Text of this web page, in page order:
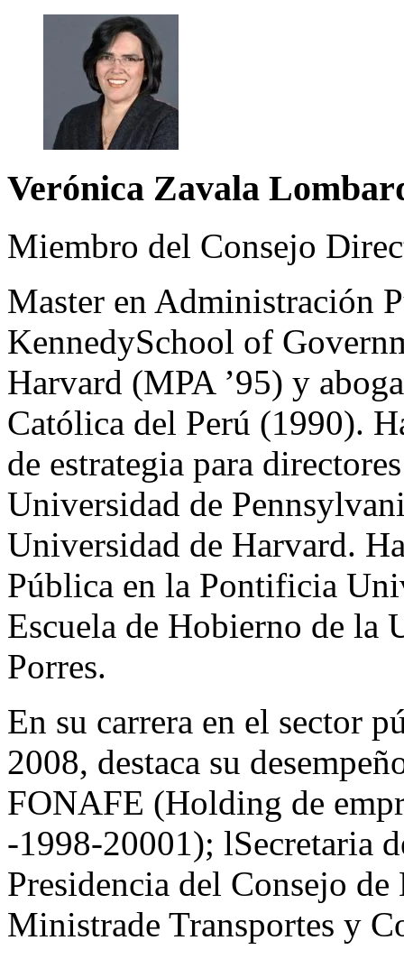
Verónica Zavala
Miembro del Consejo
Master en Administración
KennedySchool of
Harvard (MPA ’95) y
Católica del Perú (1990).
de estrategia para
Universidad de
Universidad de Harvard.
Pública en la Pontificia
Escuela de Hobierno de la
Porres.
En su carrera en el sector
2008, destaca su
FONAFE (Holding de
-1998-20001); lSecretaria
Presidencia del Consejo
Ministrade Transportes y